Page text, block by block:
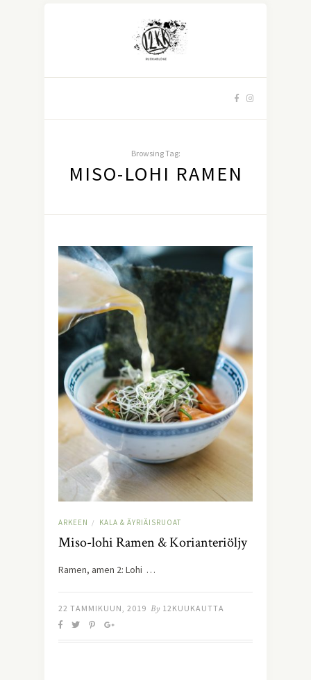
Browsing Tag:
MISO-LOHI RAMEN
ARKEEN / KALA & ÄYRIÄISRUOAT
Miso-lohi Ramen & Korianteriöljy
Ramen, amen 2: Lohi …
22 TAMMIKUUN, 2019 By 12KUUKAUTTA